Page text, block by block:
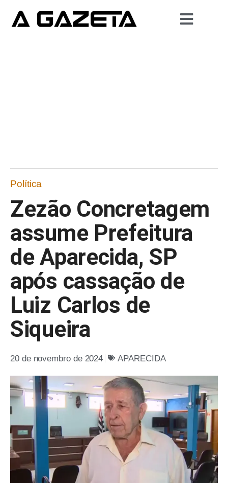
Política
Zezão Concretagem
assume Prefeitura
de Aparecida, SP
após cassação de
Luiz Carlos de
Siqueira
20 de novembro de 2024 APARECIDA